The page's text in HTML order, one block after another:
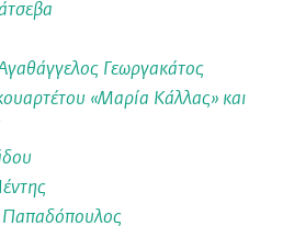
Γεωργακάτος
«Μαρία Κάλλας» και